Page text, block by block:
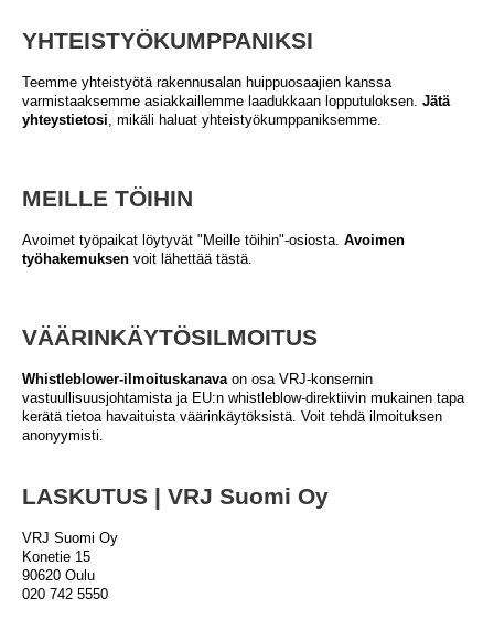
YHTEISTYÖKUMPPANIKSI
Teemme yhteistyötä rakennusalan huippuosaajien kanssa
varmistaaksemme asiakkaillemme laadukkaan lopputuloksen. Jätä
yhteystietosi, mikäli haluat yhteistyökumppaniksemme.
MEILLE TÖIHIN
Avoimet työpaikat löytyvät "Meille töihin"-osiosta. Avoimen
työhakemuksen voit lähettää tästä.
VÄÄRINKÄYTÖSILMOITUS
Whistleblower-ilmoituskanavaon osa VRJ-konsernin
vastuullisuusjohtamista ja EU:n whistleblow-direktiivin mukainen tapa
kerätä tietoa havaituista väärinkäytöksistä. Voit tehdä ilmoituksen
anonyymisti.
LASKUTUS | VRJ Suomi Oy
VRJ Suomi Oy
Konetie 15
90620 Oulu
020 742 5550